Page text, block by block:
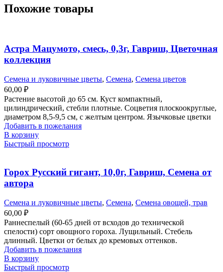
Похожие товары
Астра Мацумото, смесь, 0,3г, Гавриш, Цветочная
коллекция
Семена и луковичные цветы, Семена, Семена цветов
60,00 ₽
Растение высотой до 65 см. Куст компактный,
цилиндрический, стебли плотные. Соцветия плоскоокруглые,
диаметром 8,5-9,5 см, с желтым центром. Язычковые цветки
Добавить в пожелания
В корзину
Быстрый просмотр
Горох Русский гигант, 10,0г, Гавриш, Семена от
автора
Семена и луковичные цветы, Семена, Семена овощей, трав
60,00 ₽
Раннеспелый (60-65 дней от всходов до технической
спелости) сорт овощного гороха. Лущильный. Стебель
длинный. Цветки от белых до кремовых оттенков.
Добавить в пожелания
В корзину
Быстрый просмотр